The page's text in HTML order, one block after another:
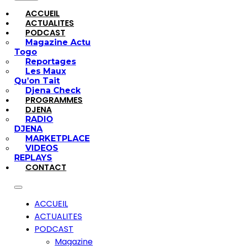
ACCUEIL
ACTUALITES
PODCAST
Magazine Actu
Togo
Reportages
Les Maux
Qu’on Tait
Djena Check
PROGRAMMES
DJENA
RADIO
DJENA
MARKETPLACE
VIDEOS
REPLAYS
CONTACT
ACCUEIL
ACTUALITES
PODCAST
Magazine